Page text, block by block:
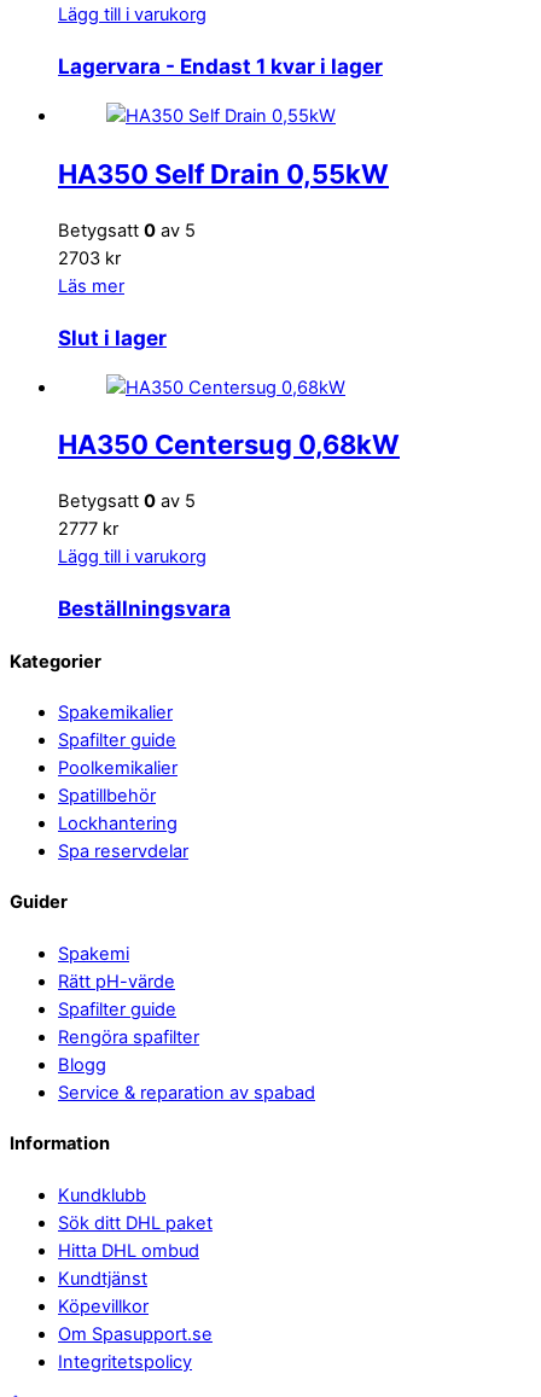
Lägg till i varukorg
Lagervara - Endast 1 kvar i lager
HA350 Self Drain 0,55kW
Betygsatt 0 av 5
2703 kr
Läs mer
Slut i lager
HA350 Centersug 0,68kW
Betygsatt 0 av 5
2777 kr
Lägg till i varukorg
Beställningsvara
Back
Top
Kategorier
Spakemikalier
Spafilter guide
Poolkemikalier
Spatillbehör
Lockhantering
Spa reservdelar
Guider
Spakemi
Rätt pH-värde
Spafilter guide
Rengöra spafilter
Blogg
Service & reparation av spabad
Information
Kundklubb
Sök ditt DHL paket
Hitta DHL ombud
Kundtjänst
Köpevillkor
Om Spasupport.se
Integritetspolicy